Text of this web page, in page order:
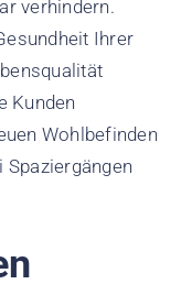
verhindern.
Ihrer
Kunden
Wohlbefinden
Spaziergängen